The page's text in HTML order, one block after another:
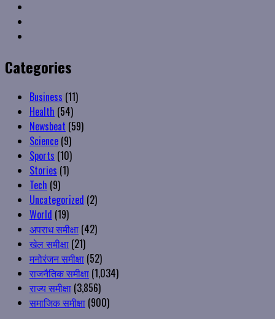
Categories
Business (11)
Health (54)
Newsbeat (59)
Science (9)
Sports (10)
Stories (1)
Tech (9)
Uncategorized (2)
World (19)
अपराध समीक्षा (42)
खेल समीक्षा (21)
मनोरंजन समीक्षा (52)
राजनैतिक समीक्षा (1,034)
राज्य समीक्षा (3,856)
समाजिक समीक्षा (900)